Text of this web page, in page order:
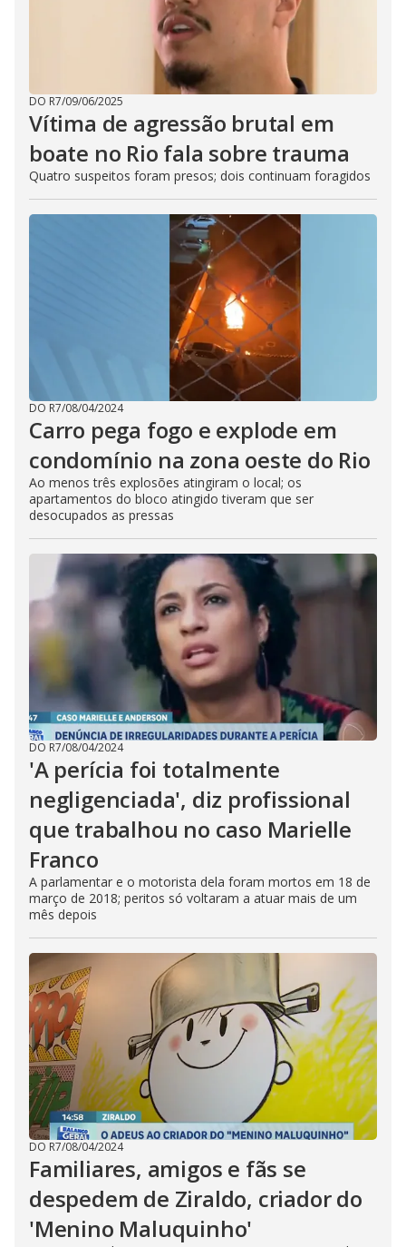
DO R7/09/06/2025
Vítima de agressão brutal em
boate no Rio fala sobre trauma
Quatro suspeitos foram presos; dois continuam foragidos
DO R7/08/04/2024
Carro pega fogo e explode em
condomínio na zona oeste do Rio
Ao menos três explosões atingiram o local; os
apartamentos do bloco atingido tiveram que ser
desocupados as pressas
DO R7/08/04/2024
'A perícia foi totalmente
negligenciada', diz profissional
que trabalhou no caso Marielle
Franco
A parlamentar e o motorista dela foram mortos em 18 de
março de 2018; peritos só voltaram a atuar mais de um
mês depois
DO R7/08/04/2024
Familiares, amigos e fãs se
despedem de Ziraldo, criador do
'Menino Maluquinho'